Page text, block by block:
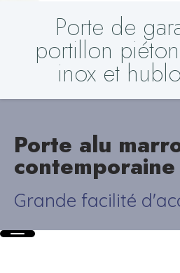
Porte de
portillon
inox et
Porte alu
contemporaine
Grande facilité